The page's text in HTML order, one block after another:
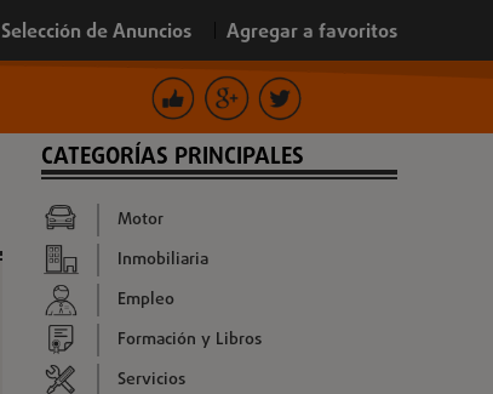
Selección de Anuncios Agregar a favoritos
CATEGORÍAS PRINCIPALES
Motor
Inmobiliaria
Empleo
Formación y Libros
Servicios